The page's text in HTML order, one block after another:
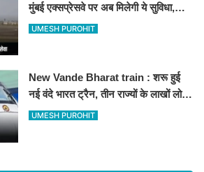
मुंबई एक्सप्रेसवे पर अब मिलेगी ये सुविधा,
हेलीकॉप्टर सर्विस से तुरंत घायल पहुंचेगा
UMESH PUROHIT
New Vande Bharat train : शरू हुई
नई वंदे भारत ट्रैन, तीन राज्यों के लाखों लोगों
का सफर होगा आसान, देखें पूरा रूटमैप
UMESH PUROHIT